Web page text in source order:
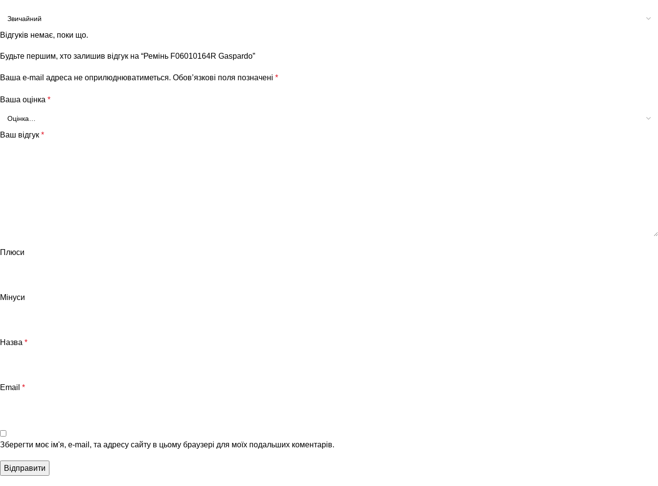
Відгуків немає, поки що.
Будьте першим, хто залишив відгук на “Ремінь F06010164R Gaspardo”
Ваша e-mail адреса не оприлюднюватиметься. Обов’язкові поля позначені *
Ваша оцінка *
Ваш відгук *
Плюси
Мінуси
Назва *
Email *
Зберегти моє ім'я, e-mail, та адресу сайту в цьому браузері для моїх подальших коментарів.